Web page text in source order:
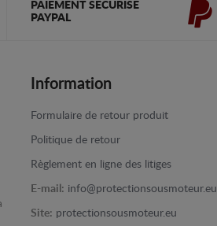
PAIEMENT SÉCURISÉ
PAYPAL
Information
Formulaire de retour produit
Politique de retour
Règlement en ligne des litiges
E-mail: info@protectionsousmoteur.eu
Site: protectionsousmoteur.eu